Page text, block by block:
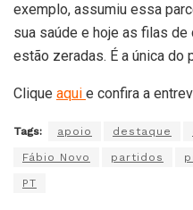
exemplo, assumiu essa
sua saúde e hoje as filas
estão zeradas. É a única do
Clique aqui e confira a
Tags: apoio destaque
Fábio Novo partidos
PT